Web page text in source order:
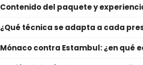
Contenido del paquete y
¿Qué técnica se adapta a cada
Mónaco contra Estambul: ¿en qué